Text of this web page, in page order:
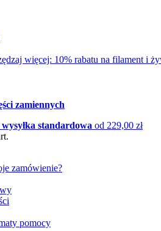
więcej: 10% rabatu na filament i
zamiennych
standardowa od 229,00 zł
zamówienie?
pomocy